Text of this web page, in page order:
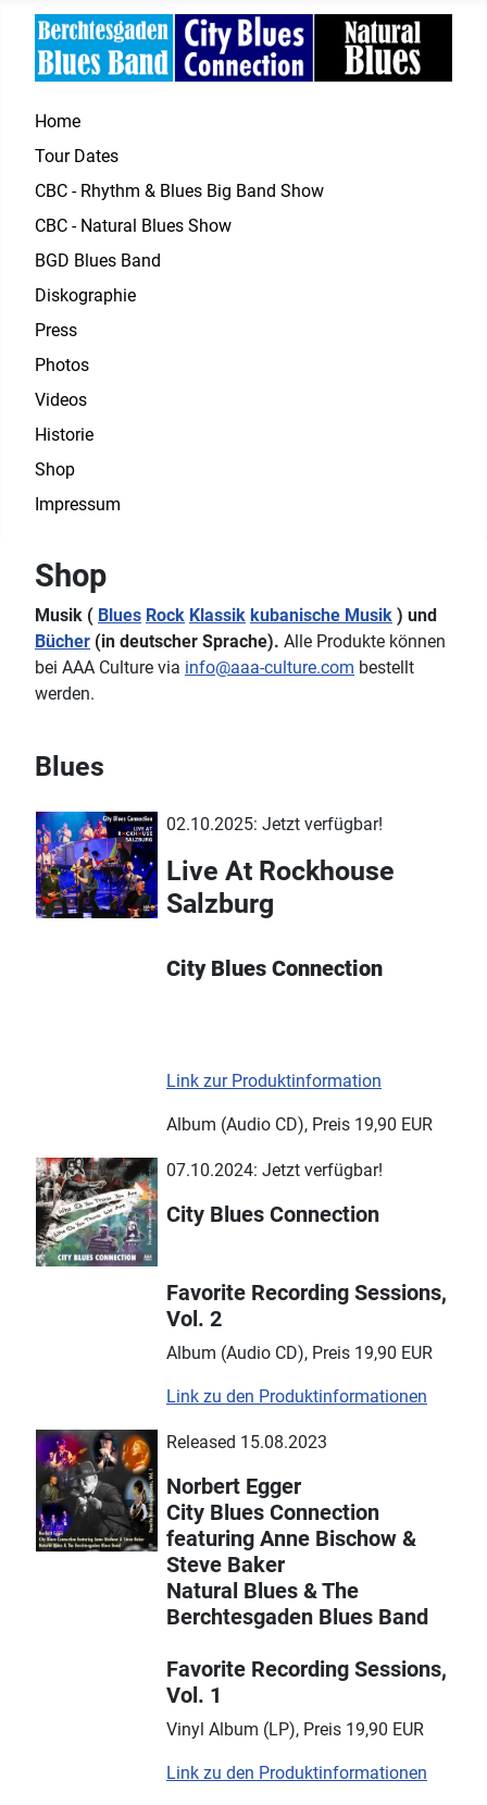
Home
Tour Dates
CBC - Rhythm & Blues Big Band Show
CBC - Natural Blues Show
BGD Blues Band
Diskographie
Press
Photos
Videos
Historie
Shop
Impressum
Shop
Musik ( Blues Rock Klassik kubanische Musik ) und
Bücher (in deutscher Sprache). Alle Produkte können
bei AAA Culture via info@aaa-culture.com bestellt
werden.
Blues
02.10.2025: Jetzt verfügbar!
Live At Rockhouse
Salzburg
City Blues Connection
Link zur Produktinformation
Album (Audio CD), Preis 19,90 EUR
07.10.2024: Jetzt verfügbar!
City Blues Connection
Favorite Recording Sessions,
Vol. 2
Album (Audio CD), Preis 19,90 EUR
Link zu den Produktinformationen
Released 15.08.2023
Norbert Egger
City Blues Connection
featuring Anne Bischow &
Steve Baker
Natural Blues & The
Berchtesgaden Blues Band
Favorite Recording Sessions,
Vol. 1
Vinyl Album (LP), Preis 19,90 EUR
Link zu den Produktinformationen